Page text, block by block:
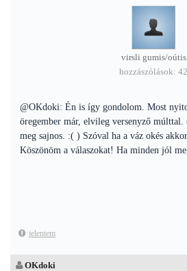
virsli gumis/oútis
hozzászólások: 42
@OKdoki: Én is így gondolom. Most
öregember már, elvileg versenyző múlttal.
meg sajnos. :( ) Szóval ha a váz okés
Köszönöm a válaszokat! Ha minden jól
jelentem
OKdoki